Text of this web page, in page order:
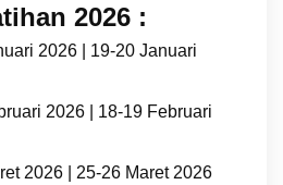
2026 :
2026 | 19-20 Januari
2026 | 18-19 Februari
2026 | 25-26 Maret 2026